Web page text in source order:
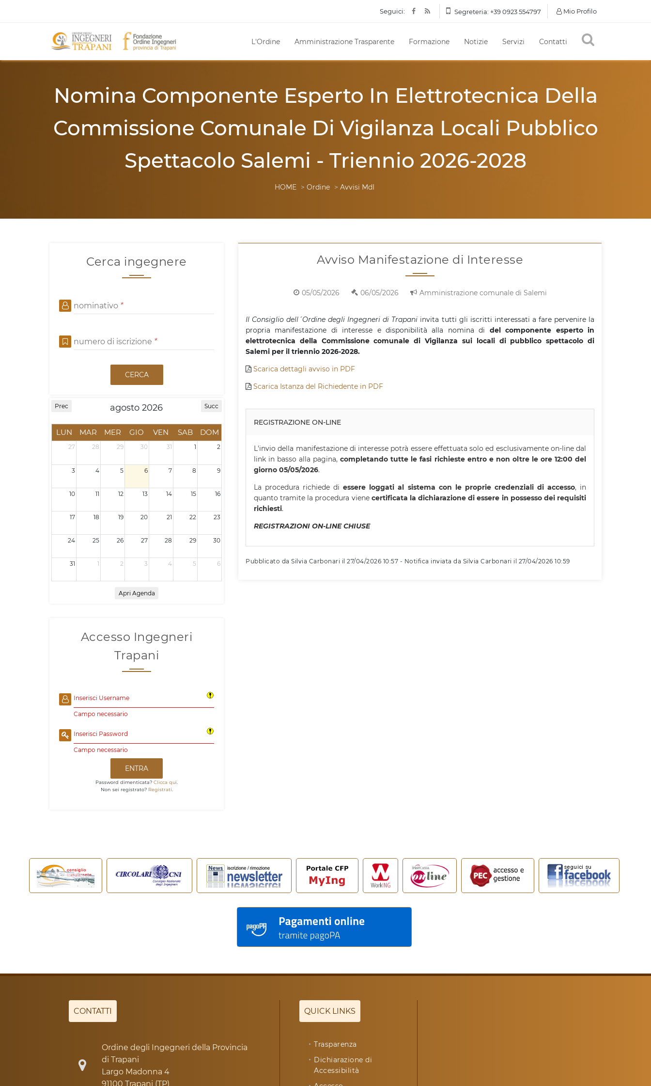
Seguici: Segreteria: +39 0923 554797 Mio Profilo
L'Ordine Amministrazione Trasparente Formazione Notizie Servizi Contatti
Nomina Componente Esperto In Elettrotecnica Della
Commissione Comunale Di Vigilanza Locali Pubblico
Spettacolo Salemi - Triennio 2026-2028
HOME > Ordine > Avvisi MdI
Cerca ingegnere
nominativo *
numero di iscrizione *
CERCA
Prec Succ
agosto 2026
LUN MAR MER GIO VEN SAB DOM
27 28 29 30 31 1 2
3 4 5 6 7 8 9
10 11 12 13 14 15 16
17 18 19 20 21 22 23
24 25 26 27 28 29 30
31 1 2 3 4 5 6
Apri Agenda
Accesso Ingegneri
Trapani
Inserisci Username
Campo necessario
Inserisci Password
Campo necessario
ENTRA
Password dimenticata? Clicca qui
Non sei registrato? Registrati
Avviso Manifestazione di Interesse
05/05/2026 06/05/2026 Amministrazione comunale di Salemi
Il Consiglio dell´Ordine degli Ingegneri di Trapani invita tutti gli iscritti interessati a fare pervenire la
propria manifestazione di interesse e disponibilità alla nomina di del componente esperto in
elettrotecnica della Commissione comunale di Vigilanza sui locali di pubblico spettacolo di
Salemi per il triennio 2026-2028.
Scarica dettagli avviso in PDF
Scarica Istanza del Richiedente in PDF
REGISTRAZIONE ON-LINE
L'invio della manifestazione di interesse potrà essere effettuata solo ed esclusivamente on-line dal
link in basso alla pagina,completando tutte le fasi richieste entro e non oltre le ore 12:00 del
giorno 05/05/2026.
La procedura richiede diessere loggati al sistema con le proprie credenziali di accesso, in
quanto tramite la procedura viene certificata la dichiarazione di essere in possesso dei requisiti
richiesti.
REGISTRAZIONI ON-LINE CHIUSE
Pubblicato da Silvia Carbonari il 27/04/2026 10:57 - Notifica inviata da Silvia Carbonari il 27/04/2026 10:59
CONTATTI
Ordine degli Ingegneri della Provincia
di Trapani
Largo Madonna 4
91100 Trapani (TP)
QUICK LINKS
Trasparenza
Dichiarazione di
Accessibilità